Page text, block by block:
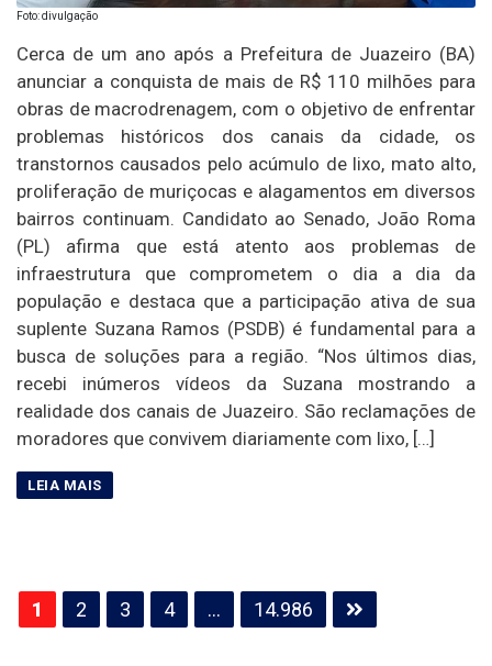
Foto: divulgação
Cerca de um ano após a Prefeitura de Juazeiro (BA)
anunciar a conquista de mais de R$ 110 milhões para
obras de macrodrenagem, com o objetivo de enfrentar
problemas históricos dos canais da cidade, os
transtornos causados pelo acúmulo de lixo, mato alto,
proliferação de muriçocas e alagamentos em diversos
bairros continuam. Candidato ao Senado, João Roma
(PL) afirma que está atento aos problemas de
infraestrutura que comprometem o dia a dia da
população e destaca que a participação ativa de sua
suplente Suzana Ramos (PSDB) é fundamental para a
busca de soluções para a região. “Nos últimos dias,
recebi inúmeros vídeos da Suzana mostrando a
realidade dos canais de Juazeiro. São reclamações de
moradores que convivem diariamente com lixo, […]
Paginação
de
1 2 3 4 … 14.986